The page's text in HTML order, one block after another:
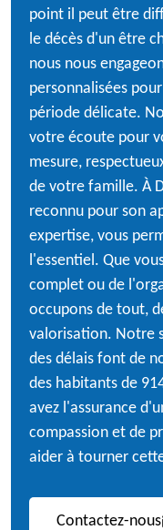
point il peut être
le décès d'un être
nous nous
personnalisées
période délicate.
votre écoute pour
mesure,
de votre famille. À
reconnu pour son
expertise, vous
l'essentiel. Que
complet ou de
occupons de tout,
valorisation. Notre
des délais font de
des habitants de
avez l'assurance
compassion et de
aider à tourner
Contactez-nous